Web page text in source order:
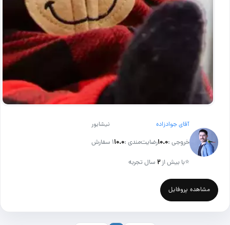
آقای جوادزاده نیشابور
خروجی :۱۰.۰رضایت‌مندی :۱۰.۰1 سفارش
⭐با بیش از۲ سال تجربه
مشاهده پروفایل